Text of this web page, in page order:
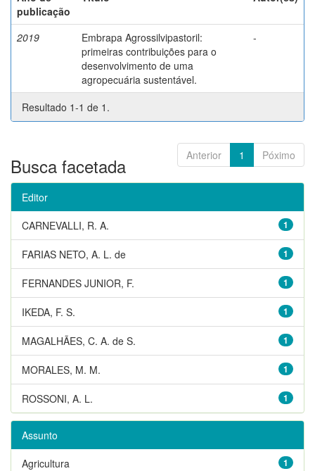
publicação
2019
Embrapa Agrossilvipastoril:
primeiras contribuições para o
desenvolvimento de uma
agropecuária sustentável.
-
Resultado 1-1 de 1.
Anterior 1 Póximo
Busca facetada
Editor
1
CARNEVALLI, R. A.
1
FARIAS NETO, A. L. de
1
FERNANDES JUNIOR, F.
1
IKEDA, F. S.
1
MAGALHÃES, C. A. de S.
1
MORALES, M. M.
1
ROSSONI, A. L.
Assunto
1
Agricultura